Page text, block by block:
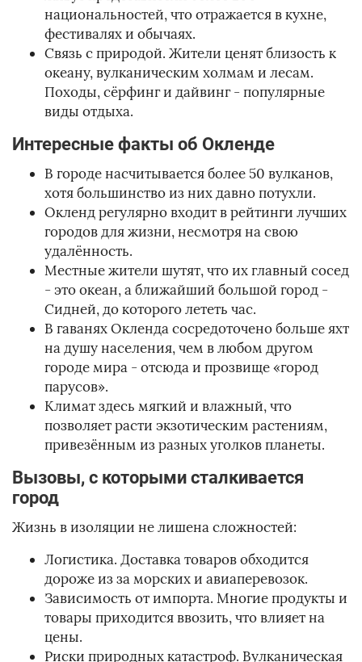
национальностей, что отражается в кухне,
фестивалях и обычаях.
Связь с природой. Жители ценят близость к
океану, вулканическим холмам и лесам.
Походы, сёрфинг и дайвинг - популярные
виды отдыха.
Интересные факты об Окленде
В городе насчитывается более 50 вулканов,
хотя большинство из них давно потухли.
Окленд регулярно входит в рейтинги лучших
городов для жизни, несмотря на свою
удалённость.
Местные жители шутят, что их главный сосед
- это океан, а ближайший большой город -
Сидней, до которого лететь час.
В гаванях Окленда сосредоточено больше яхт
на душу населения, чем в любом другом
городе мира - отсюда и прозвище «город
парусов».
Климат здесь мягкий и влажный, что
позволяет расти экзотическим растениям,
привезённым из разных уголков планеты.
Вызовы, с которыми сталкивается
город
Жизнь в изоляции не лишена сложностей:
Логистика. Доставка товаров обходится
дороже из за морских и авиаперевозок.
Зависимость от импорта. Многие продукты и
товары приходится ввозить, что влияет на
цены.
Риски природных катастроф. Вулканическая